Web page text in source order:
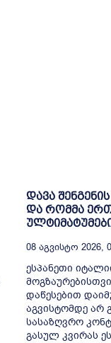
დავა
და რომმა
08 Აგვისტო 2026,
ესპანეთი
დაწესებით
აგვისტომდე არ
სასაზღვრო
გასულ კვირას